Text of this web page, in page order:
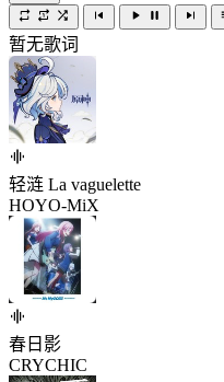
暂无歌词
轻涟 La vaguelette
HOYO-MiX
春日影
CRYCHIC